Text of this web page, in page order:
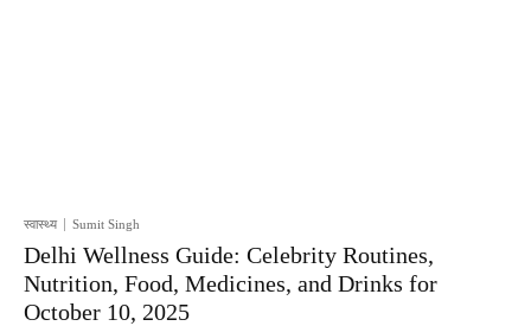
स्वास्थ्य Sumit Singh
Delhi Wellness Guide: Celebrity Routines,
Nutrition, Food, Medicines, and Drinks for
October 10, 2025